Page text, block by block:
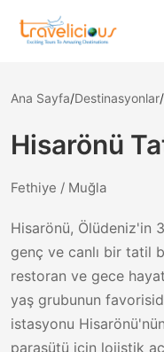
Turlar
Havalimanı
Blog
İletişim
Ana Sayfa/Destinasyonlar/
Hisarönü
Fethiye / Muğla
Hisarönü, Ölüdeniz'in
genç ve canlı bir tatil
restoran ve gece
yaş grubunun
istasyonu
paraşütü için lojistik